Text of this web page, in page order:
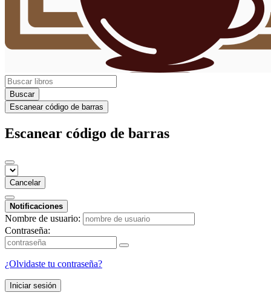
Buscar
Escanear código de barras
Escanear código de barras
Cancelar
Notificaciones
Nombre de usuario:
Contraseña:
¿Olvidaste tu contraseña?
Iniciar sesión